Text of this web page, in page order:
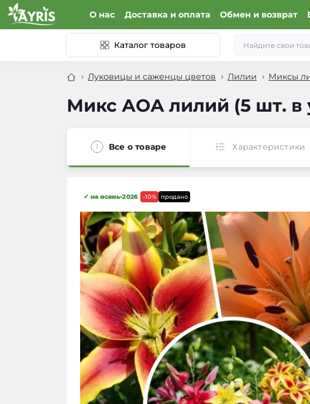
О нас Доставка и оплата Обмен и возврат
Каталог товаров
Луковицы и саженцы цветов Лилии Миксы
Микс АОА лилий (5 шт. в
Все о товаре Характеристики
-10%
✓ на осень-2026 продано